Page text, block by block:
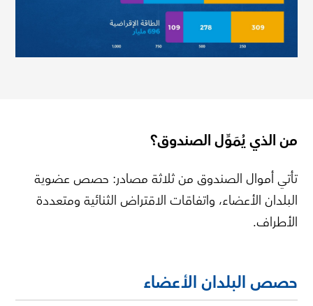
من الذي يُمَوِّل الصندوق؟
تأتي أموال الصندوق من ثلاثة مصادر: حصص عضوية
البلدان الأعضاء، واتفاقات الاقتراض الثنائية ومتعددة
الأطراف.
حصص البلدان الأعضاء